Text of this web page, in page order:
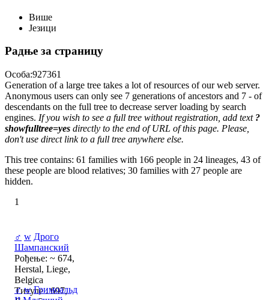
Више
Језици
Радње за страницу
Особа:927361
Generation of a large tree takes a lot of resources of our web server.
Anonymous users can only see 7 generations of ancestors and 7 - of
descendants on the full tree to decrease server loading by search
engines. If you wish to see a full tree without registration, add text ?
showfulltree=yes directly to the end of URL of this page. Please,
don't use direct link to a full tree anywhere else.
This tree contains: 61 families with 166 people in 24 lineages, 43 of
these people are blood relatives; 30 families with 27 people are
hidden.
1
♂ w Дрого
Шампанский
Рођење: ~ 674,
Herstal, Liege,
Belgica
Титуле : 697,
♂ w Гримоальд